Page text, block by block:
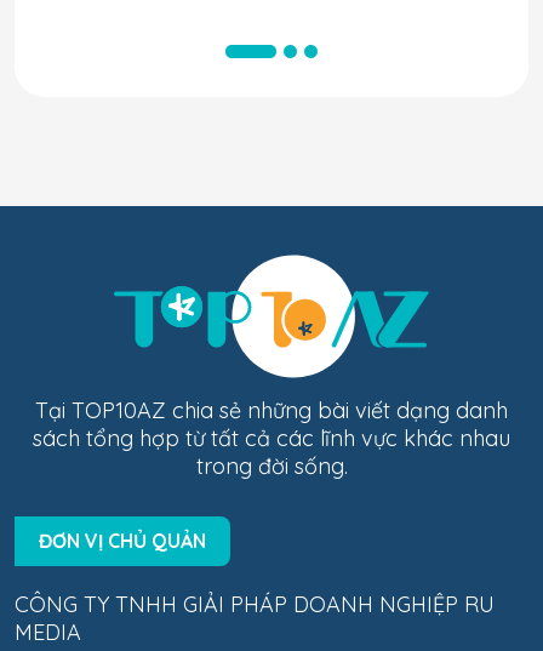
Tại TOP10AZ chia sẻ những bài viết dạng danh
sách tổng hợp từ tất cả các lĩnh vực khác nhau
trong đời sống.
ĐƠN VỊ CHỦ QUẢN
CÔNG TY TNHH GIẢI PHÁP DOANH NGHIỆP RU
MEDIA